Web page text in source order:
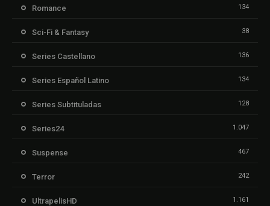
Romance 134
Sci-Fi & Fantasy 38
Series Castellano 136
Series Español Latino 134
Series Subtituladas 128
Series24 1.047
Suspense 467
Terror 242
UltrapelisHD 1.161